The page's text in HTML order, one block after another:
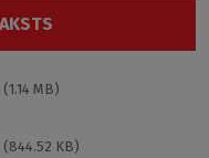
1.14 MB
844.52 KB